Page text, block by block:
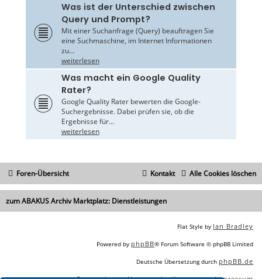
Was ist der Unterschied zwischen
Query und Prompt?
Mit einer Suchanfrage (Query) beauftragen Sie
eine Suchmaschine, im Internet Informationen
zu...
weiterlesen
Was macht ein Google Quality
Rater?
Google Quality Rater bewerten die Google-
Suchergebnisse. Dabei prüfen sie, ob die
Ergebnisse für...
weiterlesen
Foren-Übersicht Alle Cookies löschen
Kontakt
zum ABAKUS Archiv Marktplatz: Dienstleistungen
Flat Style by Ian Bradley
Powered by phpBB® Forum Software © phpBB Limited
Deutsche Übersetzung durch phpBB.de